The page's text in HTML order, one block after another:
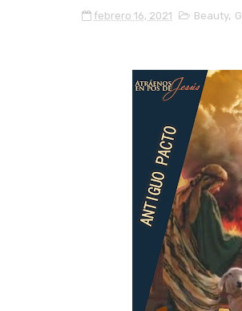
febrero 16, 2021 Beauty,